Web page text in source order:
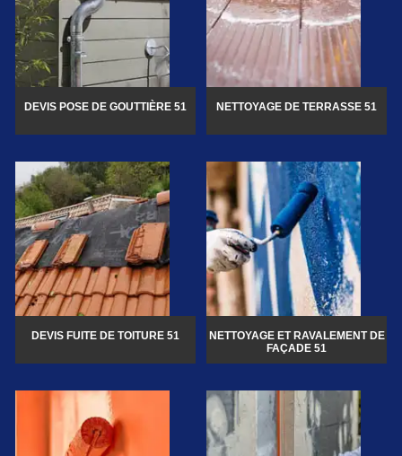
DEVIS POSE DE GOUTTIÈRE 51 NETTOYAGE DE TERRASSE 51
DEVIS FUITE DE TOITURE 51
NETTOYAGE ET RAVALEMENT DE
FAÇADE 51